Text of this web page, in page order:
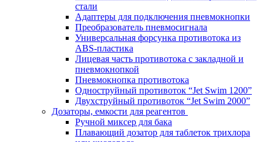
стали
Адаптеры для подключения пневмокнопки
Преобразователь пневмосигнала
Универсальная форсунка противотока из
ABS-пластика
Лицевая часть противотока с закладной и
пневмокнопкой
Пневмокнопка противотока
Одноструйный противоток “Jet Swim 1200”
Двухструйный противоток “Jet Swim 2000”
Дозаторы, емкости для реагентов
Ручной миксер для бака
Плавающий дозатор для таблеток трихлора